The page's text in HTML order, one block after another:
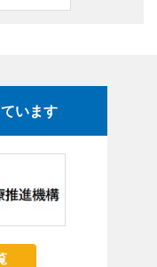
います